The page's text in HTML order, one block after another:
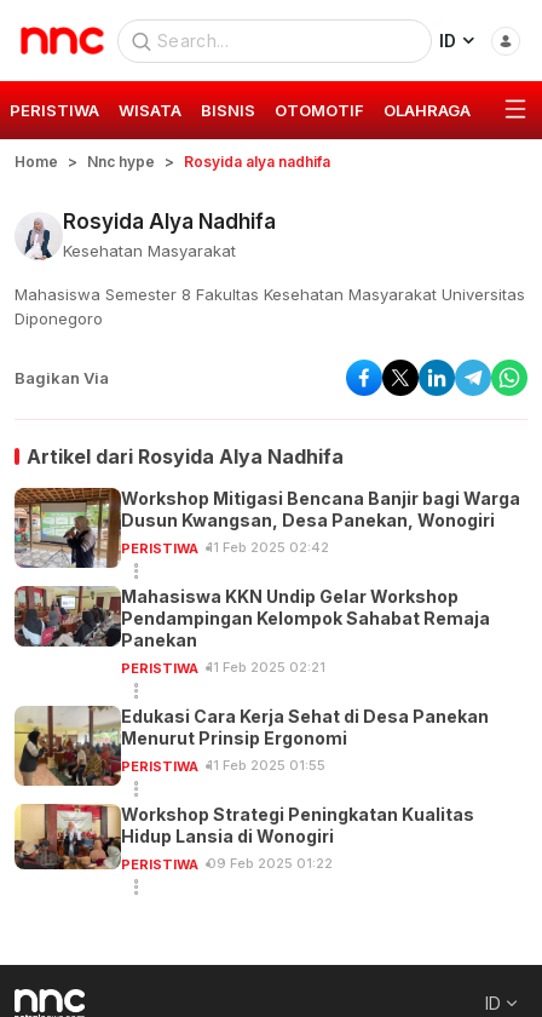
ID
PERISTIWA WISATA BISNIS OTOMOTIF OLAHRAGA GAYA
Home Nnc hype Rosyida alya nadhifa
Rosyida Alya Nadhifa
Kesehatan Masyarakat
Mahasiswa Semester 8 Fakultas Kesehatan Masyarakat Universitas
Diponegoro
Bagikan Via
Artikel dari Rosyida Alya Nadhifa
Workshop Mitigasi Bencana Banjir bagi Warga
Dusun Kwangsan, Desa Panekan, Wonogiri
PERISTIWA 11 Feb 2025 02:42
Mahasiswa KKN Undip Gelar Workshop
Pendampingan Kelompok Sahabat Remaja
Panekan
PERISTIWA 11 Feb 2025 02:21
Edukasi Cara Kerja Sehat di Desa Panekan
Menurut Prinsip Ergonomi
PERISTIWA 11 Feb 2025 01:55
Workshop Strategi Peningkatan Kualitas
Hidup Lansia di Wonogiri
PERISTIWA 09 Feb 2025 01:22
ID